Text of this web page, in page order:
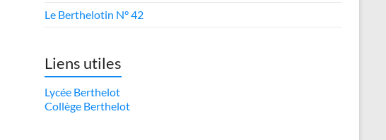
Le Berthelotin N° 42
Liens utiles
Lycée Berthelot
Collège Berthelot